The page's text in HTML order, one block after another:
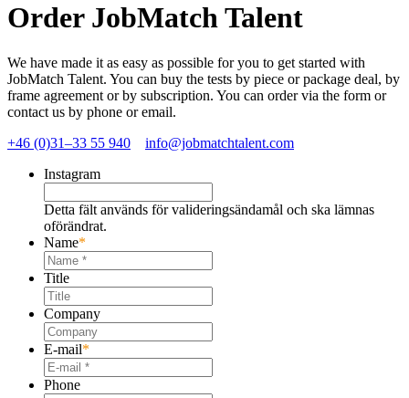
Order JobMatch Talent
We have made it as easy as possible for you to get started with
JobMatch Talent. You can buy the tests by piece or package deal, by
frame agreement or by subscription. You can order via the form or
contact us by phone or email.
+46 (0)31–33 55 940
info@jobmatchtalent.com
Instagram
Detta fält används för valideringsändamål och ska lämnas
oförändrat.
Name*
Title
Company
E-mail*
Phone